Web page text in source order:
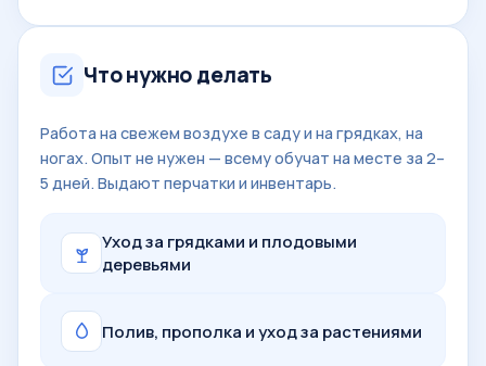
Что нужно делать
Работа на свежем воздухе в саду и на грядках, на
ногах. Опыт не нужен — всему обучат на месте за 2–
5 дней. Выдают перчатки и инвентарь.
Уход за грядками и плодовыми
деревьями
Полив, прополка и уход за растениями